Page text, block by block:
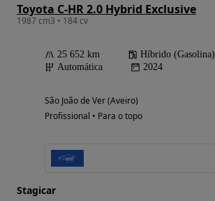
Toyota C-HR 2.0 Hybrid Exclusive
1987 cm3 • 184 cv
25 652 km
Híbrido (Gasolina)
Automática
2024
São João de Ver (Aveiro)
Profissional • Para o topo
Stagicar